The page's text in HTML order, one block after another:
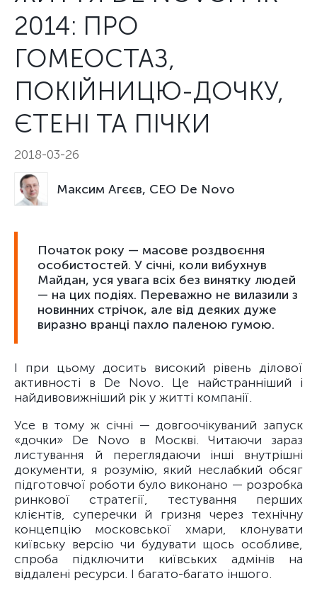
2014: ПРО
ГОМЕОСТАЗ,
ПОКІЙНИЦЮ-ДОЧКУ,
ЄТЕНІ ТА ПІЧКИ
2018-03-26
Максим Агєєв, CEO De Novo
Початок року — масове роздвоєння
особистостей. У січні, коли вибухнув
Майдан, уся увага всіх без винятку людей
— на цих подіях. Переважно не вилазили з
новинних стрічок, але від деяких дуже
виразно вранці пахло паленою гумою.
І при цьому досить високий рівень ділової
активності в De Novo. Це найстранніший і
найдивовижніший рік у житті компанії.
Усе в тому ж січні — довгоочікуваний запуск
«дочки» De Novo в Москві. Читаючи зараз
листування й переглядаючи інші внутрішні
документи, я розумію, який неслабкий обсяг
підготовчої роботи було виконано — розробка
ринкової стратегії, тестування перших
клієнтів, суперечки й гризня через технічну
концепцію московської хмари, клонувати
київську версію чи будувати щось особливе,
спроба підключити київських адмінів на
віддалені ресурси. І багато-багато іншого.